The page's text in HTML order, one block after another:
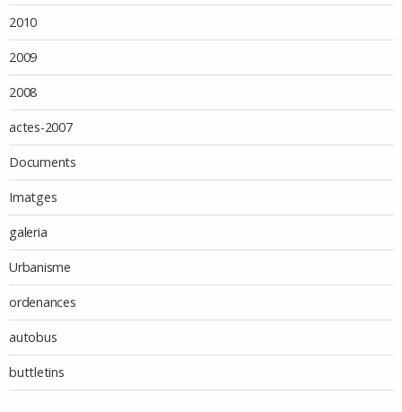
2010
2009
2008
actes-2007
Documents
Imatges
galeria
Urbanisme
ordenances
autobus
buttletins